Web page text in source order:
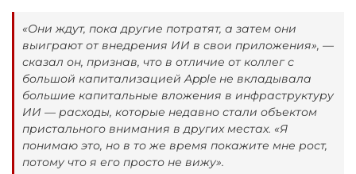
«Они ждут, пока другие потратят, а затем они
выиграют от внедрения ИИ в свои приложения», —
сказал он, признав, что в отличие от коллег с
большой капитализацией Apple не вкладывала
большие капитальные вложения в инфраструктуру
ИИ — расходы, которые недавно стали объектом
пристального внимания в других местах. «Я
понимаю это, но в то же время покажите мне рост,
потому что я его просто не вижу».